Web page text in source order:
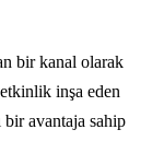
bir kanal olarak
inşa eden
bir avantaja sahip